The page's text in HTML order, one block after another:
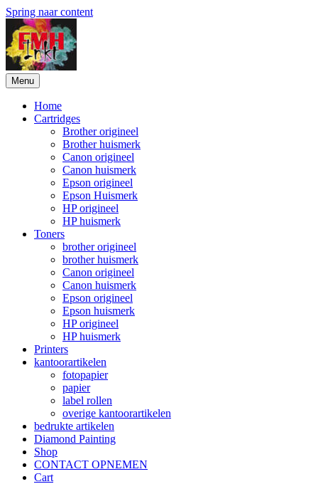
Spring naar content
Menu
Home
Cartridges
Brother origineel
Brother huismerk
Canon origineel
Canon huismerk
Epson origineel
Epson Huismerk
HP origineel
HP huismerk
Toners
brother origineel
brother huismerk
Canon origineel
Canon huismerk
Epson origineel
Epson huismerk
HP origineel
HP huismerk
Printers
kantoorartikelen
fotopapier
papier
label rollen
overige kantoorartikelen
bedrukte artikelen
Diamond Painting
Shop
CONTACT OPNEMEN
Cart